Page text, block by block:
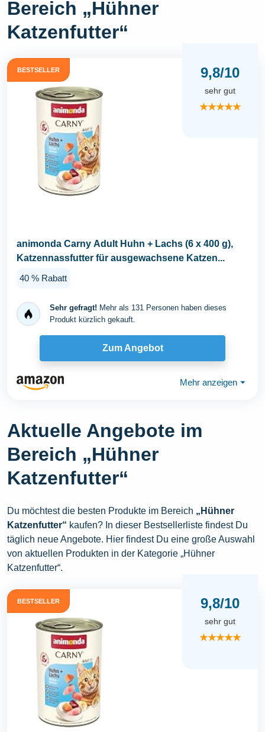
Bereich „Hühner
Katzenfutter“
BESTSELLER 9,8/10
sehr gut
★★★★★
animonda Carny Adult Huhn + Lachs (6 x 400 g),
Katzennassfutter für ausgewachsene Katzen...
40 % Rabatt
Sehr gefragt! Mehr als 131 Personen haben dieses
Produkt kürzlich gekauft.
Zum Angebot
Mehr anzeigen ⏷
Aktuelle Angebote im
Bereich „Hühner
Katzenfutter“
Du möchtest die besten Produkte im Bereich „Hühner
Katzenfutter“ kaufen? In dieser Bestsellerliste findest Du
täglich neue Angebote. Hier findest Du eine große Auswahl
von aktuellen Produkten in der Kategorie „Hühner
Katzenfutter“.
BESTSELLER 9,8/10
sehr gut
★★★★★